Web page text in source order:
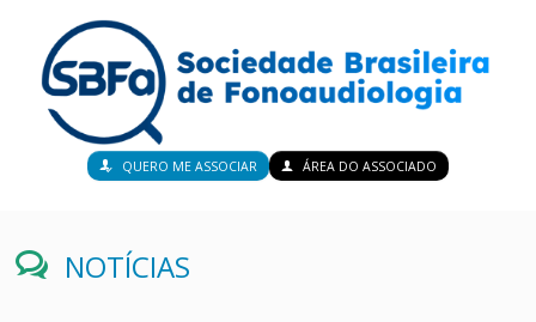
QUERO ME ASSOCIAR ÁREA DO ASSOCIADO
NOTÍCIAS